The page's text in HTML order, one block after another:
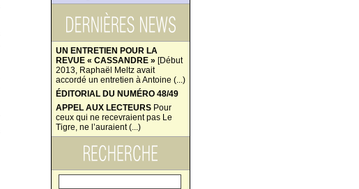
UN ENTRETIEN POUR LA
REVUE « CASSANDRE » [Début
2013, Raphaël Meltz avait
accordé un entretien à Antoine (...)
ÉDITORIAL DU NUMÉRO 48/49
APPEL AUX LECTEURS Pour
ceux qui ne recevraient pas Le
Tigre, ne l’auraient (...)